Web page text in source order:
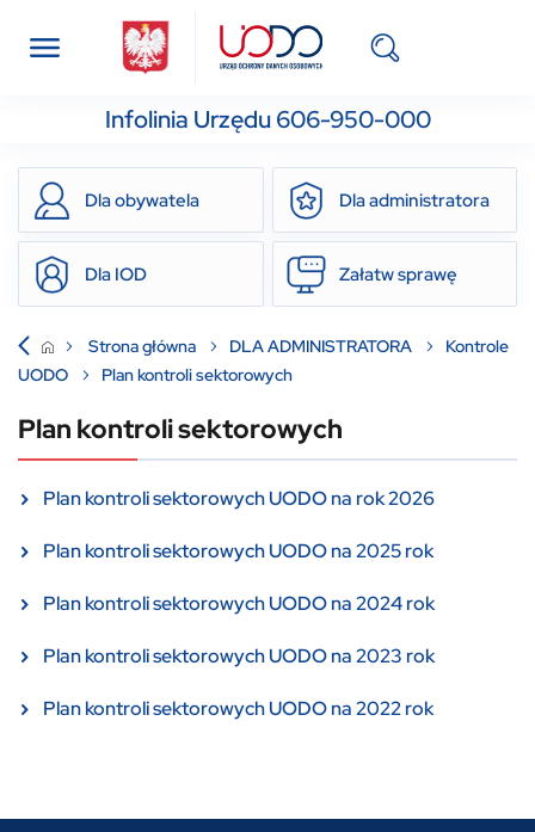
Infolinia Urzędu 606-950-000
Dla obywatela Dla administratora
Dla IOD Załatw sprawę
Strona główna DLA ADMINISTRATORA
Kontrole
UODO
Plan kontroli sektorowych
Plan kontroli sektorowych
Plan kontroli sektorowych UODO na rok 2026
Plan kontroli sektorowych UODO na 2025 rok
Plan kontroli sektorowych UODO na 2024 rok
Plan kontroli sektorowych UODO na 2023 rok
Plan kontroli sektorowych UODO na 2022 rok